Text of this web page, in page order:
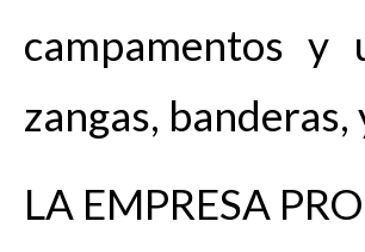
campamentos y
zangas, banderas,
LA EMPRESA